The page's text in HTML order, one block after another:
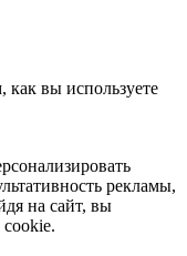
вы используете
рекламы,
на сайт, вы
cookie.